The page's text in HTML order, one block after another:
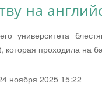
на
университета
проходила на
ноября 2025 15:22